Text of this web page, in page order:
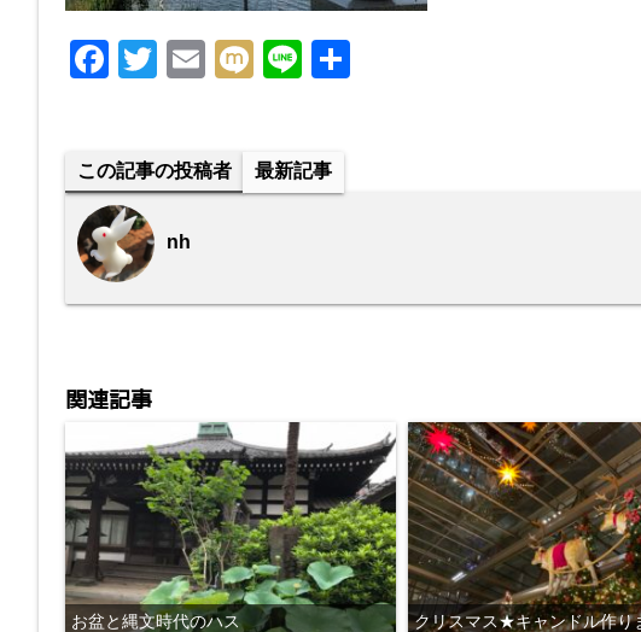
F
e
b
o
o
T
er
E
M
Li
この記事の投稿者 最新記事
nh
関連記事
お盆と縄文時代のハス クリスマス★キャンドル作り